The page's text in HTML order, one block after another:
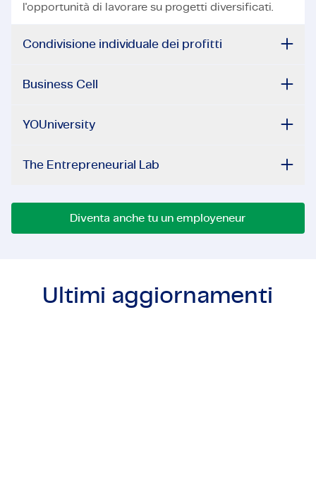
l'opportunità di lavorare su progetti diversificati.
Condivisione individuale dei profitti
Business Cell
YOUniversity
The Entrepreneurial Lab
Diventa anche tu un employeneur
Ultimi aggiornamenti